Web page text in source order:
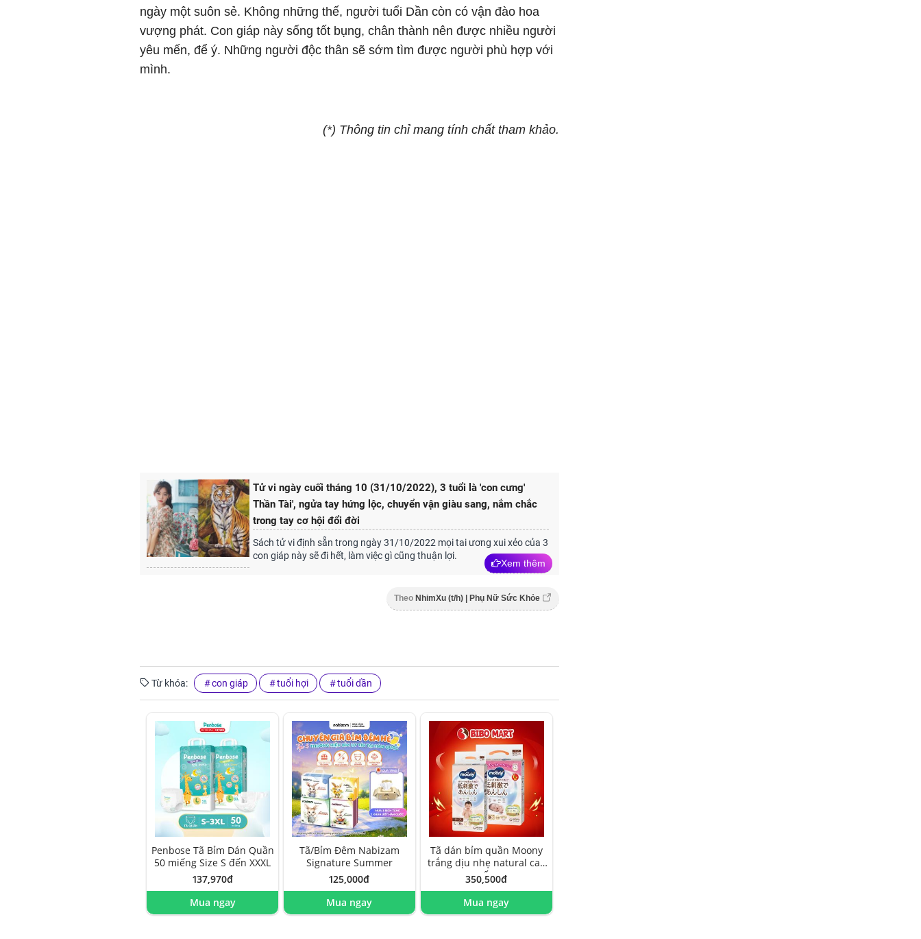
ngày một suôn sẻ. Không những thế, người tuổi Dần còn có vận đào hoa
vượng phát. Con giáp này sống tốt bụng, chân thành nên được nhiều người
yêu mến, để ý. Những người độc thân sẽ sớm tìm được người phù hợp với
mình.
(*) Thông tin chỉ mang tính chất tham khảo.
Tử vi ngày cuối tháng 10 (31/10/2022), 3 tuổi là 'con cưng'
Thần Tài', ngửa tay hứng lộc, chuyển vận giàu sang, nắm chắc
trong tay cơ hội đổi đời
Sách tử vi định sẵn trong ngày 31/10/2022 mọi tai ương xui xẻo của 3
con giáp này sẽ đi hết, làm việc gì cũng thuận lợi.
Xem thêm
Theo NhimXu (t/h) | Phụ Nữ Sức Khỏe
Từ khóa: con giáp tuổi hợi tuổi dần
Penbose Tã Bỉm Dán Quần
50 miếng Size S đến XXXL
137,970đ
Mua ngay
Tã/Bỉm Đêm Nabizam
Signature Summer
125,000đ
Mua ngay
Tã dán bỉm quần Moony
trắng dịu nhẹ natural cao
cấp
350,500đ
Mua ngay